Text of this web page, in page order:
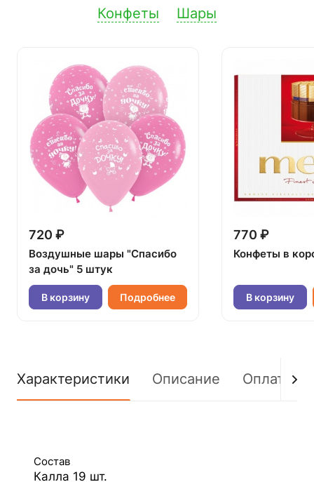
Конфеты Шары
720 ₽
Воздушные шары "Спасибо
за дочь" 5 штук
В корзину Подробнее
770 ₽
Конфеты в
В корзину
Характеристики Описание Оплата
Состав
Калла 19 шт.